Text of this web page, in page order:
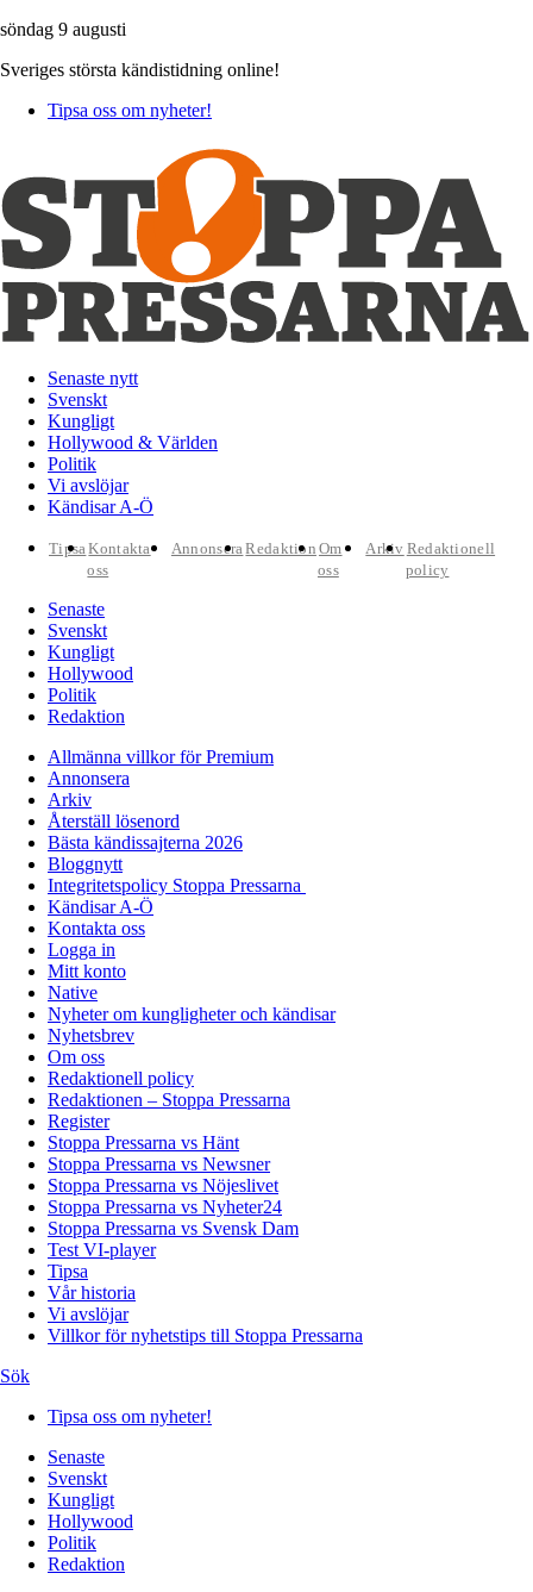
söndag 9 augusti
Sveriges största kändistidning online!
Tipsa oss om nyheter!
Senaste nytt
Svenskt
Kungligt
Hollywood & Världen
Politik
Vi avslöjar
Kändisar A-Ö
TipsaKontakta
oss
AnnonseraRedaktion Om
oss
Arkiv Redaktionell
policy
Senaste
Svenskt
Kungligt
Hollywood
Politik
Redaktion
Allmänna villkor för Premium
Annonsera
Arkiv
Återställ lösenord
Bästa kändissajterna 2026
Bloggnytt
Integritetspolicy Stoppa Pressarna
Kändisar A-Ö
Kontakta oss
Logga in
Mitt konto
Native
Nyheter om kungligheter och kändisar
Nyhetsbrev
Om oss
Redaktionell policy
Redaktionen – Stoppa Pressarna
Register
Stoppa Pressarna vs Hänt
Stoppa Pressarna vs Newsner
Stoppa Pressarna vs Nöjeslivet
Stoppa Pressarna vs Nyheter24
Stoppa Pressarna vs Svensk Dam
Test VI-player
Tipsa
Vår historia
Vi avslöjar
Villkor för nyhetstips till Stoppa Pressarna
Sök
Tipsa oss om nyheter!
Senaste
Svenskt
Kungligt
Hollywood
Politik
Redaktion